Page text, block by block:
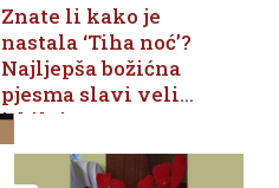
Znate li kako je
nastala ‘Tiha noć’?
Najljepša božićna
pjesma slavi veliki
jubilej